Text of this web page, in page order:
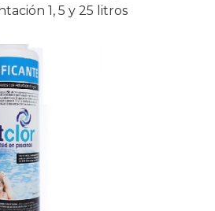
1, 5 y 25 litros